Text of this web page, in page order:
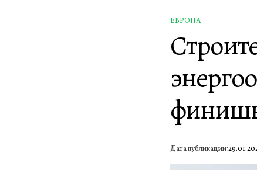
ОПУБЛИКОВАНО
ЕВРОПА
Дата публикации: